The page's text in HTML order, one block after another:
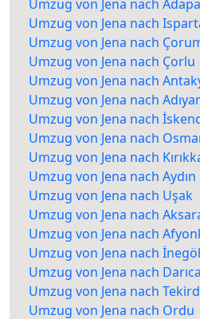
Umzug von Jena nach
Umzug von Jena nach
Umzug von Jena nach
Umzug von Jena nach Çorlu
Umzug von Jena nach
Umzug von Jena nach
Umzug von Jena nach
Umzug von Jena nach
Umzug von Jena nach
Umzug von Jena nach Aydın
Umzug von Jena nach Uşak
Umzug von Jena nach
Umzug von Jena nach
Umzug von Jena nach İnegöl
Umzug von Jena nach Darıca
Umzug von Jena nach
Umzug von Jena nach Ordu